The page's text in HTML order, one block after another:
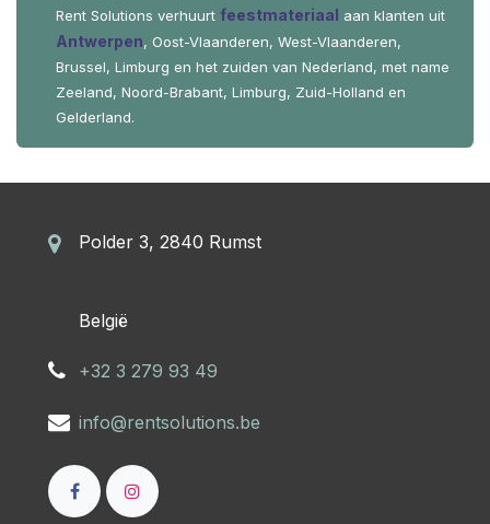
Rent Solutions verhuurt feestmateriaal aan klanten uit
Antwerpen, Oost-Vlaanderen, West-Vlaanderen,
Brussel, Limburg en het zuiden van Nederland, met name
Zeeland, Noord-Brabant, Limburg, Zuid-Holland en
Gelderland.
Polder 3, 2840 Rumst
​België
+32 3 279 93 49
info@rentsolutions.be